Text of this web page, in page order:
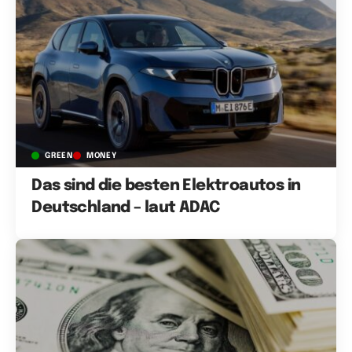
GREEN MONEY
Das sind die besten Elektroautos in
Deutschland – laut ADAC